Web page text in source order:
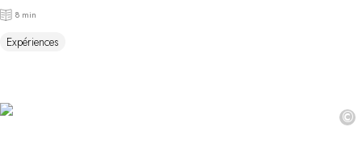
8 min
Expériences
©